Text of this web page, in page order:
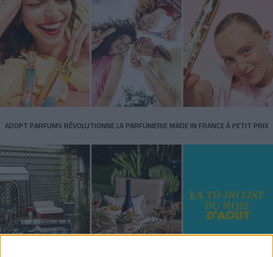
ADOPT PARFUMS RÉVOLUTIONNE LA PARFUMERIE MADE IN FRANCE À PETIT PRIX